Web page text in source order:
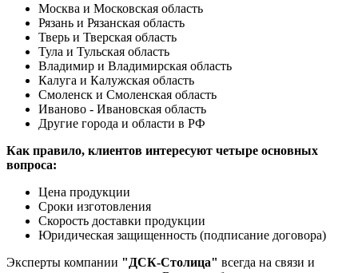
Москва и Московская область
Рязань и Рязанская область
Тверь и Тверская область
Тула и Тульская область
Владимир и Владимирская область
Калуга и Калужская область
Смоленск и Смоленская область
Иваново - Ивановская область
Другие города и области в РФ
Как правило, клиентов интересуют четыре основных
вопроса:
Цена продукции
Сроки изготовления
Скорость доставки продукции
Юридическая защищенность (подписание договора)
Эксперты компании "ДСК-Столица" всегда на связи и